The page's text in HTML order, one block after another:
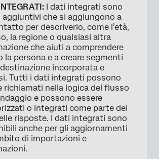
I dati integrati sono
aggiuntivi che si aggiungono a
per descriverlo, come l’età,
la regione o qualsiasi altra
che aiuti a comprendere
la persona e a creare segmenti
incorporata e
Tutti i dati integrati possono
richiamati nella logica del flusso
e possono essere
o integrati come parte dei
risposte. I dati integrati sono
anche per gli aggiornamenti
di importazioni e